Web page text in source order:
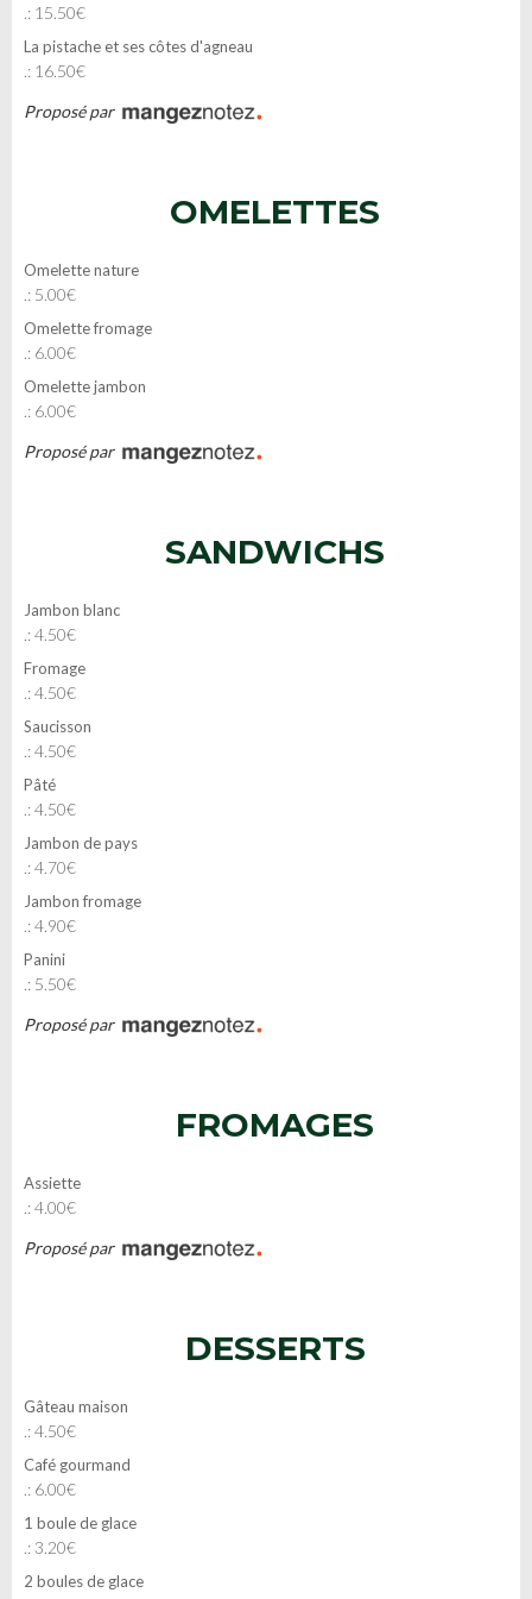
.: 15.50€
La pistache et ses côtes d'agneau
.: 16.50€
Proposé par
OMELETTES
Omelette nature
.: 5.00€
Omelette fromage
.: 6.00€
Omelette jambon
.: 6.00€
Proposé par
SANDWICHS
Jambon blanc
.: 4.50€
Fromage
.: 4.50€
Saucisson
.: 4.50€
Pâté
.: 4.50€
Jambon de pays
.: 4.70€
Jambon fromage
.: 4.90€
Panini
.: 5.50€
Proposé par
FROMAGES
Assiette
.: 4.00€
Proposé par
DESSERTS
Gâteau maison
.: 4.50€
Café gourmand
.: 6.00€
1 boule de glace
.: 3.20€
2 boules de glace